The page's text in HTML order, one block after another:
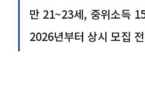
만 21~23세, 중위소득
2026년부터 상시 모집